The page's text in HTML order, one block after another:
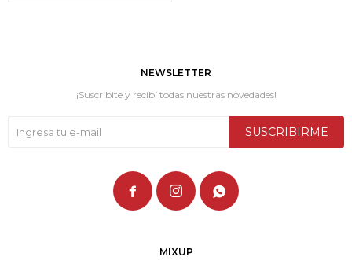
MIXUP
NEWSLETTER
¡Suscribite y recibí todas nuestras novedades!
SUSCRIBIRME
  